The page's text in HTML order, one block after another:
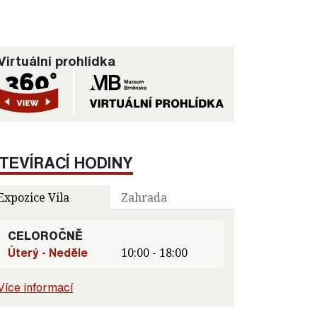
prohlídka
HODINY
Vila Zahrada
CELOROČNĚ
Úterý - Neděle
10:00 - 18:00
informací